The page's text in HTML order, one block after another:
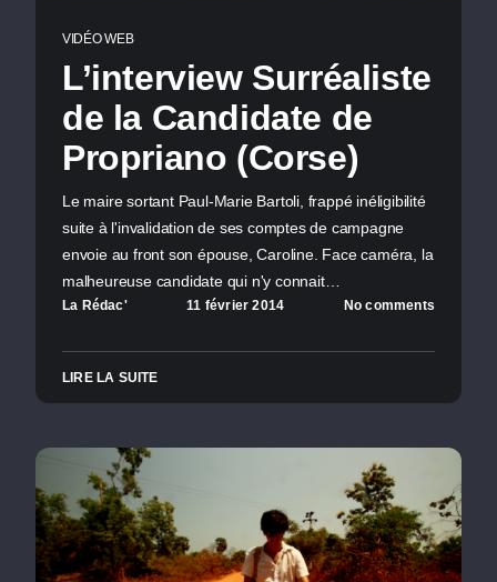
VIDÉO WEB
L’interview Surréaliste
de la Candidate de
Propriano (Corse)
Le maire sortant Paul-Marie Bartoli, frappé inéligibilité
suite à l'invalidation de ses comptes de campagne
envoie au front son épouse, Caroline. Face caméra, la
malheureuse candidate qui n'y connait…
La Rédac' 11 février 2014 No comments
LIRE LA SUITE